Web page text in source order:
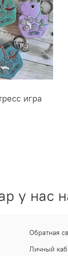
игра
у нас
Обратная
Личный